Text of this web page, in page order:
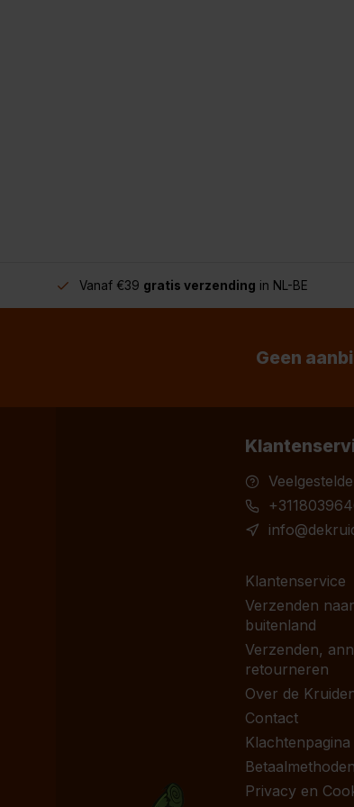
Vanaf €39 gratis verzending in NL-BE
Geen
Klantenservice
Verzenden
buitenland
Verzenden,
retourneren
Over de
Contact
Klachtenpagina
Betaalmethoden
Privacy en